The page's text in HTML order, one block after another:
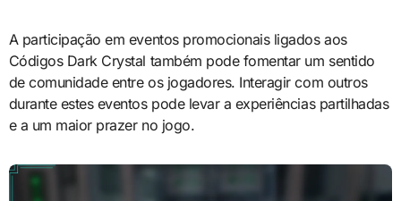
A participação em eventos promocionais ligados aos
Códigos Dark Crystal também pode fomentar um sentido
de comunidade entre os jogadores. Interagir com outros
durante estes eventos pode levar a experiências partilhadas
e a um maior prazer no jogo.